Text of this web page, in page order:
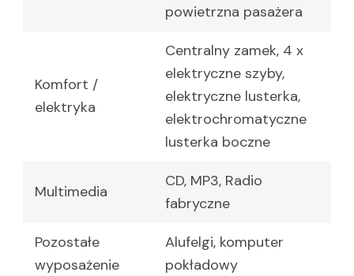
powietrzna pasażera
Komfort /
elektryka
Centralny zamek, 4 x
elektryczne szyby,
elektryczne lusterka,
elektrochromatyczne
lusterka boczne
Multimedia
CD, MP3, Radio
fabryczne
Pozostałe
wyposażenie
Alufelgi, komputer
pokładowy